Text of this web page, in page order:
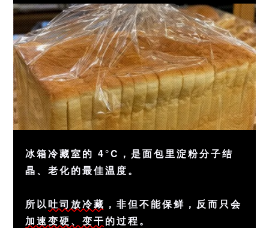
冰箱冷藏室的 4°C，是面包里淀粉分子结
晶、老化的最佳温度。
所以吐司放冷藏 ，非但不能保鲜，反而只会
加速变硬、变干的过程。